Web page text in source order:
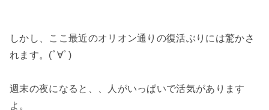
しかし、ここ最近のオリオン通りの復活ぶりには驚かさ
れます。(ﾟ∀ﾟ)
週末の夜になると、、人がいっぱいで活気があります
よ。